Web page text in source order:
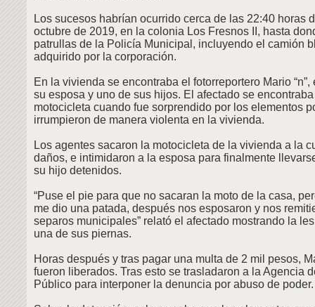
Los sucesos habrían ocurrido cerca de las 22:40 horas
octubre de 2019, en la colonia Los Fresnos II, hasta
patrullas de la Policía Municipal, incluyendo el camión
adquirido por la corporación.
En la vivienda se encontraba el fotorreportero Mario
su esposa y uno de sus hijos. El afectado se
motocicleta cuando fue sorprendido por los elementos
irrumpieron de manera violenta en la vivienda.
Los agentes sacaron la motocicleta de la vivienda a la
daños, e intimidaron a la esposa para finalmente
su hijo detenidos.
“Puse el pie para que no sacaran la moto de la casa,
me dio una patada, después nos esposaron y nos
separos municipales” relató el afectado mostrando la
una de sus piernas.
Horas después y tras pagar una multa de 2 mil pesos,
fueron liberados. Tras esto se trasladaron a la Agencia
Público para interponer la denuncia por abuso de poder.